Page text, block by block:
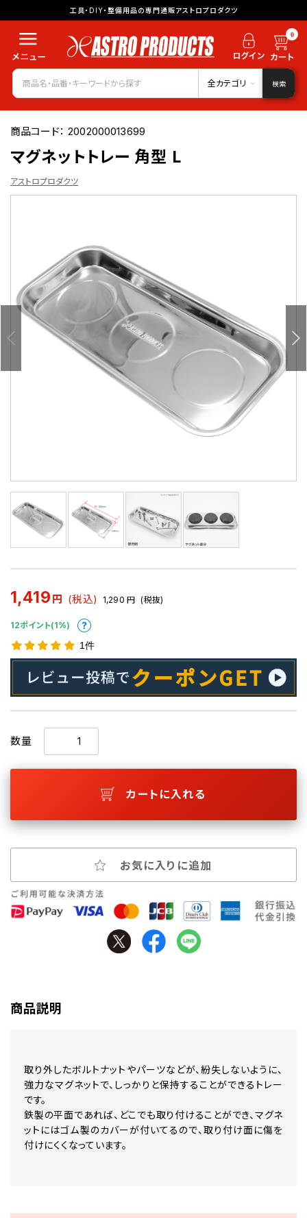
工具・DIY・整備用品の専門通販アストロプロダクツ
0
全カテゴリ 検索
商品コード：2002000013699
マグネットトレー 角型 L
アストロプロダクツ
1,419 円 (税込) 1,290 円 (税抜)
12ポイント(1%)
1件
数量
カートに入れる
お気に入りに追加
商品説明
取り外したボルトナットやパーツなどが、紛失しないように、
強力なマグネットで、しっかりと保持することができるトレー
です。
鉄製の平面であれば、どこでも取り付けることができ、マグネ
ットにはゴム製のカバーが付いてるので、取り付け面に傷を
付けにくくなっています。